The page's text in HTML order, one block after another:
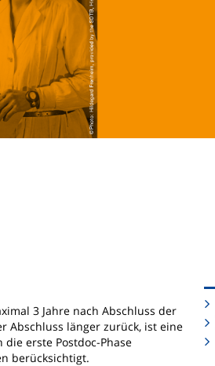
3 Jahre nach Abschluss der
Abschluss länger zurück, ist eine
erste Postdoc-Phase
berücksichtigt.